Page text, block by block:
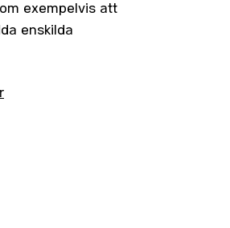
exempelvis att
enskilda